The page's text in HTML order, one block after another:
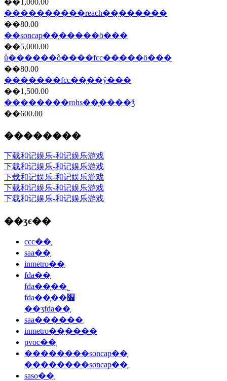
��1,000.00
����������reach��֤���̷���
��80.00
��soncap��֤���̷��ö���
��5,000.00
ů������ô����fcc��֤���ö���
��80.00
�������fcc��֤��ŷ���
��1,500.00
��������rohs��֤����ǯ
��600.00
��������
下载和记娱乐-和记娱乐游戏
下载和记娱乐-和记娱乐游戏
下载和记娱乐-和记娱乐游戏
下载和记娱乐-和记娱乐游戏
下载和记娱乐-和记娱乐游戏
��ʒϵ��
ccc��֤
saa��֤
inmetro��֤
fda��֤
fda��֤��˾
fda��֤��׼
��ʒfda��֤
saa������֤
inmetro��֤����
pvoc��֤
��������soncap��֤
��������soncap��֤
saso��֤